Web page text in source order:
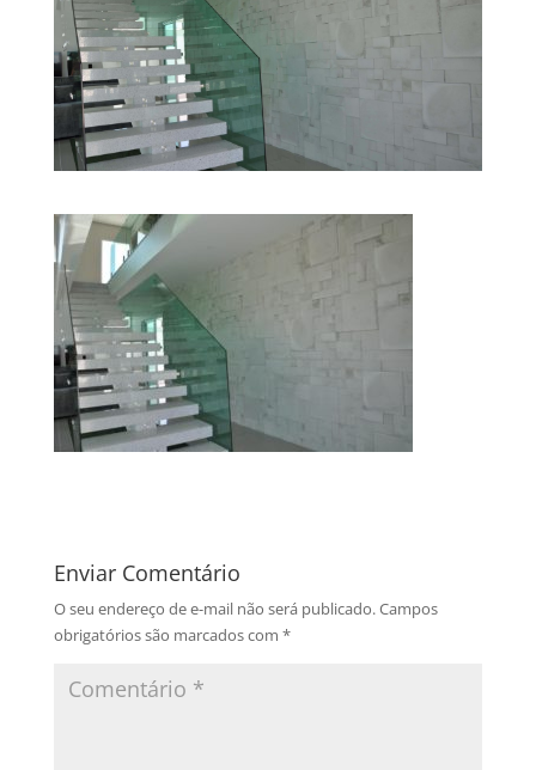
Enviar Comentário
O seu endereço de e-mail não será publicado.Campos
obrigatórios são marcados com *